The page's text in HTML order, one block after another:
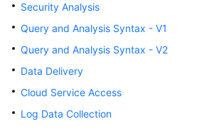
Service
Overview
Billing
Getting
Security Analysis
Query and Analysis Syntax - V1
Query and Analysis Syntax - V2
Data Delivery
Cloud Service Access
Log Data Collection